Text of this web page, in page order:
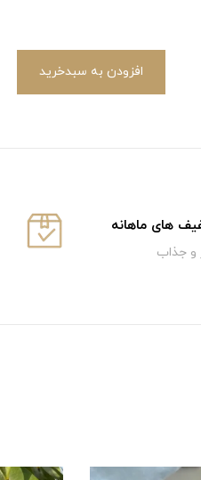
افزودن به سبدخرید
های ماهانه
و جذاب